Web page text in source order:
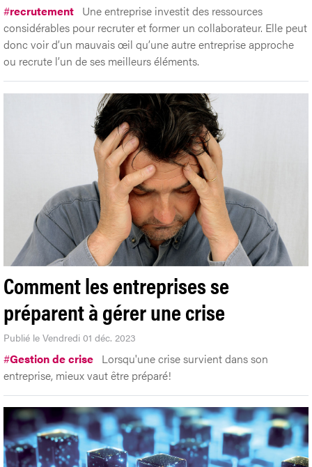
#recrutement Une entreprise investit des ressources
considérables pour recruter et former un collaborateur. Elle peut
donc voir d’un mauvais œil qu’une autre entreprise approche
ou recrute l’un de ses meilleurs éléments.
Comment les entreprises se
préparent à gérer une crise
Publié le Vendredi 01 déc. 2023
#Gestion de crise Lorsqu'une crise survient dans son
entreprise, mieux vaut être préparé!